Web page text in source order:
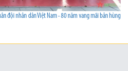
đội nhân dân Việt Nam - 80 năm vang mãi bản hùng